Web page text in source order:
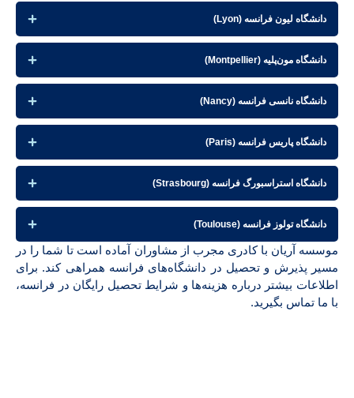
دانشگاه لیون فرانسه (Lyon)
دانشگاه مون‌پلیه (Montpellier)
دانشگاه نانسی فرانسه (Nancy)
دانشگاه پاریس فرانسه (Paris)
دانشگاه استراسبورگ فرانسه (Strasbourg)
دانشگاه تولوز فرانسه (Toulouse)
موسسه آریان با کادری مجرب از مشاوران آماده است تا شما را در
مسیر پذیرش و تحصیل در دانشگاه‌های فرانسه همراهی کند. برای
اطلاعات بیشتر درباره هزینه‌ها و شرایط تحصیل رایگان در فرانسه،
با ما تماس بگیرید.